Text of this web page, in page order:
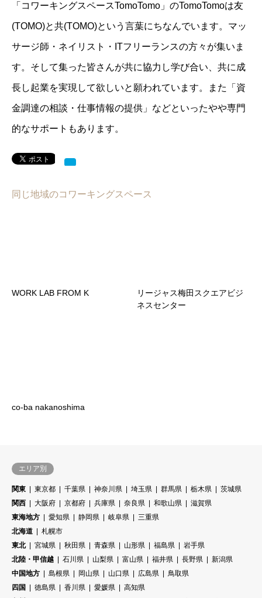
「コワーキングスペースTomoTomo」のTomoTomoは友
(TOMO)と共(TOMO)という言葉にちなんでいます。マッ
サージ師・ネイリスト・ITフリーランスの方々が集いま
す。そして集った皆さんが共に協力し学び合い、共に成
長し起業を実現して欲しいと願われています。また「資
金調達の相談・仕事情報の提供」などといったやや専門
的なサポートもあります。
同じ地域のコワーキングスペース
WORK LAB FROM K
リージャス梅田スクエアビジ
ネスセンター
co-ba nakanoshima
エリア別
関東 東京都 千葉県 神奈川県 埼玉県 群馬県 栃木県
茨城県
関西
大阪府 京都府 兵庫県 奈良県 和歌山県
滋賀県
東海地方
愛知県 静岡県 岐阜県
三重県
北海道
札幌市
東北
宮城県 秋田県 青森県 山形県 福島県
岩手県
北陸・甲信越
石川県 山梨県 富山県 福井県 長野県
新潟県
中国地方
島根県 岡山県 山口県 広島県
鳥取県
四国
徳島県 香川県 愛媛県
高知県